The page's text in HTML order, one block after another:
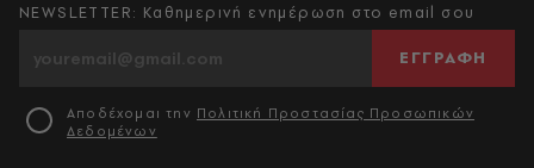
NEWSLETTER: Καθημερινή ενημέρωση στο email σου
ΕΓΓΡΑΦΗ
Αποδέχομαι την Πολιτική Προστασίας Προσωπικών
Δεδομένων